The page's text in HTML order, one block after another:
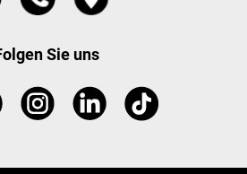
Sie uns